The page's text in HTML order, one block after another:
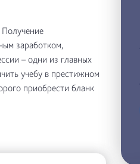
заработком,
– одни из главных
учебу в престижном
приобрести бланк